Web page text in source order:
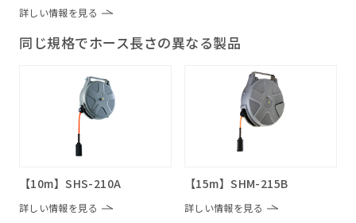
詳しい情報を見る
同じ規格でホース長さの異なる製品
【10m】SHS-210A
詳しい情報を見る
【15m】SHM-215B
詳しい情報を見る